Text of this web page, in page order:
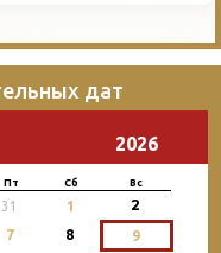
дат
2026
Пт Сб Вс
31 1 2
7 8
9